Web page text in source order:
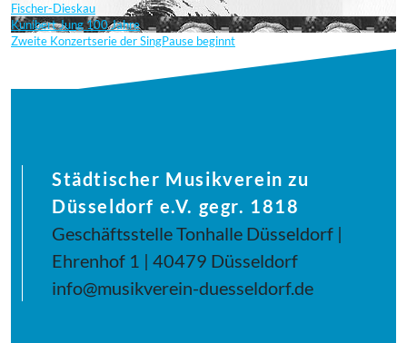
Fischer-Dieskau
Kunibert Jung 100 Jahre
Zweite Konzertserie der SingPause beginnt
Städtischer Musikverein zu
Düsseldorf e.V. gegr. 1818
Geschäftsstelle Tonhalle Düsseldorf |
Ehrenhof 1 | 40479 Düsseldorf
info@musikverein-duesseldorf.de